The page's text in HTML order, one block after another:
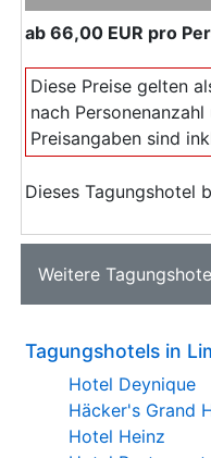
ab 66,00 EUR pro
Diese Preise gelten
nach
Preisangaben sind
Dieses Tagungshotel
Weitere
Tagungshotels in
Hotel Deynique
Häcker's Grand
Hotel Heinz